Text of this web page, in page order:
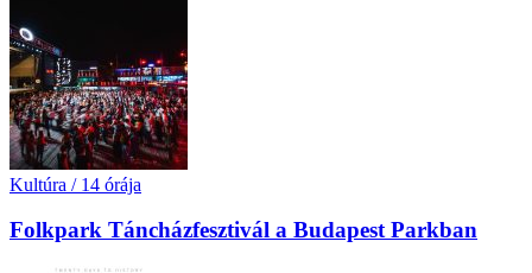
Kultúra / 14 órája
Folkpark Táncházfesztivál a Budapest Parkban